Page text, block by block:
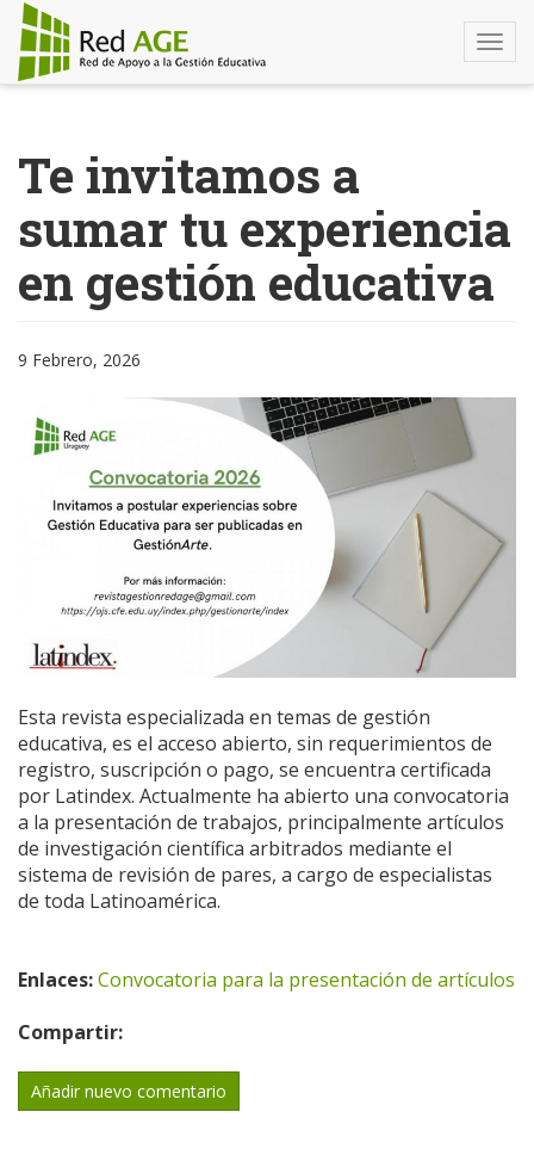
contenido
principal
Te invitamos a
sumar tu experiencia
en gestión educativa
9 Febrero, 2026
Esta revista especializada en temas de gestión
educativa, es el acceso abierto, sin requerimientos de
registro, suscripción o pago, se encuentra certificada
por Latindex. Actualmente ha abierto una convocatoria
a la presentación de trabajos, principalmente artículos
de investigación científica arbitrados mediante el
sistema de revisión de pares, a cargo de especialistas
de toda Latinoamérica.
Enlaces:Convocatoria para la presentación de artículos
Compartir:
Añadir nuevo comentario